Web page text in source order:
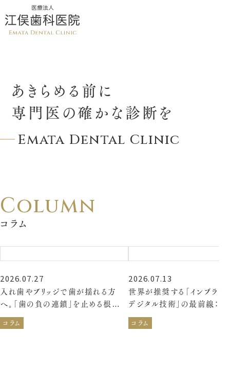
あきらめる前に
専門医の確かな診断を
Emata Dental Clinic
Column
コラム
2026.07.27
入れ歯やブリッジで歯が揺れる方
へ。「歯の負の連鎖」を止める根本
治療
コラム
2026.07.13
世界が推奨する「インプラン
デジタル技術」の最前線：よ
確実なインプラント治療へ
コラム